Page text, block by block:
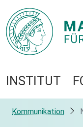
INSTITUT
Kommunikation